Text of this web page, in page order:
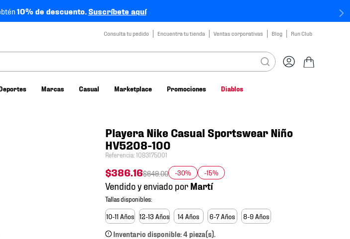
10% de descuento.Suscríbete aquí
Consulta tu pedido Encuentra tu tienda Ventas corporativas Blog Run Club
Marcas Casual Marketplace Promociones Diablos
Playera Nike Casual Sportswear Niño
HV5208-100
Referencia:1083175001
$386.16$649.00 -30% -15%
Vendido y enviado por
10-11 Años 12-13 Años 14 Años 6-7 Años 8-9 Años
Inventario disponible: 4 pieza(s).